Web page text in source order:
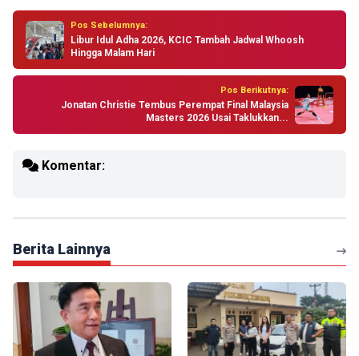
Pos Sebelumnya:
Libur Idul Adha 2026, KCIC Tambah Jadwal Whoosh
Hingga Malam Hari
Pos Berikutnya:
Jonatan Christie Tembus Perempat Final Malaysia
Masters 2026 Usai Taklukkan...
Komentar:
Berita Lainnya